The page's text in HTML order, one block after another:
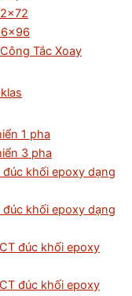
Tắc Xoay
1 pha
3 pha
đúc khối epoxy dạng
đúc khối epoxy dạng
đúc khối epoxy
đúc khối epoxy